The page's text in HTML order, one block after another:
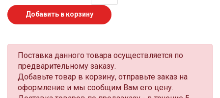
Добавить в корзину
Поставка данного товара осуществляется по
предварительному заказу.
Добавьте товар в корзину, отправьте заказ на
оформление и мы сообщим Вам его цену.